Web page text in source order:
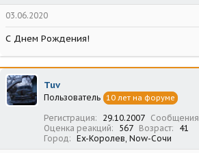
03.06.2020
С Днем Рождения!
Tuv
Пользователь 10 лет на форуме
Регистрация 29.10.2007 Сообщения
Оценка реакций
567 Возраст
41
Город
Ex-Королев, Now-Сочи